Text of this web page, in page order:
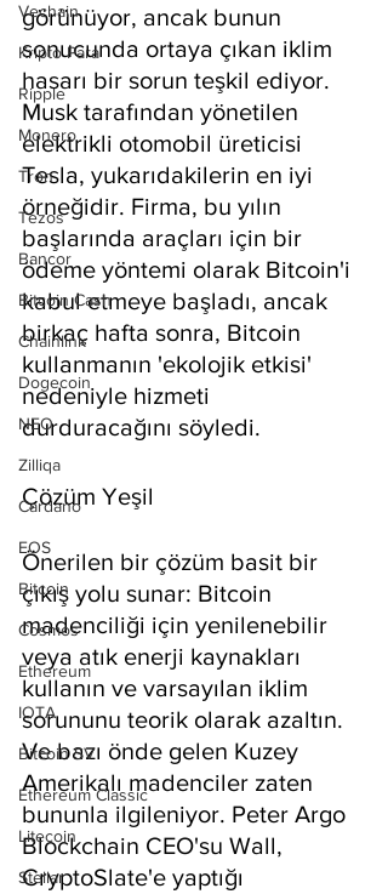
Vechain
Kripto Para
Ripple
Monero
Tron
Tezos
Bancor
Bitcoin Cash
Chainlink
Dogecoin
NEO
Zilliqa
Cardano
EOS
Bitcoin
Cosmos
Ethereum
IOTA
Bitcoin SV
Ethereum Classic
Litecoin
Stellar
görünüyor, ancak bunun
sonucunda ortaya çıkan iklim
hasarı bir sorun teşkil ediyor.
Musk tarafından yönetilen
elektrikli otomobil üreticisi
Tesla, yukarıdakilerin en iyi
örneğidir. Firma, bu yılın
başlarında araçları için bir
ödeme yöntemi olarak Bitcoin'i
kabul etmeye başladı, ancak
birkaç hafta sonra, Bitcoin
kullanmanın 'ekolojik etkisi'
nedeniyle hizmeti
durduracağını söyledi.
Çözüm Yeşil
Önerilen bir çözüm basit bir
çıkış yolu sunar: Bitcoin
madenciliği için yenilenebilir
veya atık enerji kaynakları
kullanın ve varsayılan iklim
sorununu teorik olarak azaltın.
Ve bazı önde gelen Kuzey
Amerikalı madenciler zaten
bununla ilgileniyor. Peter Argo
Blockchain CEO'su Wall,
CryptoSlate'e yaptığı